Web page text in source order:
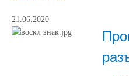
21.06.2020